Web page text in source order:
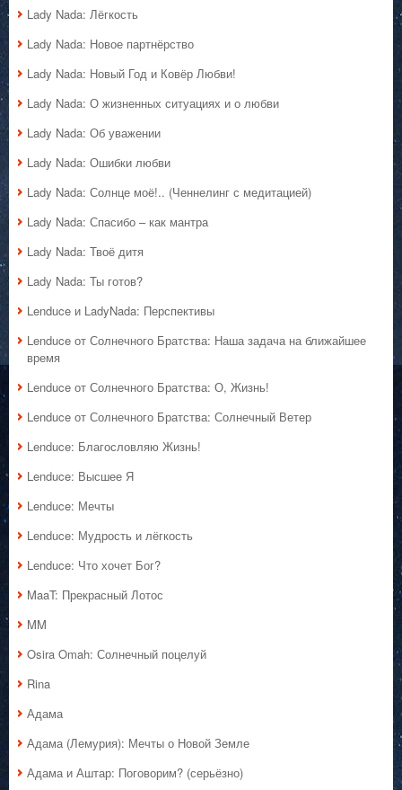
Lady Nada: Лёгкость
Lady Nada: Новое партнёрство
Lady Nada: Новый Год и Ковёр Любви!
Lady Nada: О жизненных ситуациях и о любви
Lady Nada: Об уважении
Lady Nada: Ошибки любви
Lady Nada: Солнце моё!.. (Ченнелинг с медитацией)
Lady Nada: Спасибо – как мантра
Lady Nada: Твоё дитя
Lady Nada: Ты готов?
Lenduce и LadyNada: Перспективы
Lenduce от Солнечного Братства: Наша задача на ближайшее
время
Lenduce от Солнечного Братства: О, Жизнь!
Lenduce от Солнечного Братства: Солнечный Ветер
Lenduce: Благословляю Жизнь!
Lenduce: Высшее Я
Lenduce: Мечты
Lenduce: Мудрость и лёгкость
Lenduce: Что хочет Бог?
MaaT: Прекрасный Лотос
MM
Osira Omah: Солнечный поцелуй
Rina
Адама
Адама (Лемурия): Мечты о Новой Земле
Адама и Аштар: Поговорим? (серьёзно)